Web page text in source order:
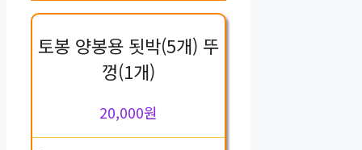
토봉 양봉용 됫박(5개) 뚜
껑(1개)
20,000원